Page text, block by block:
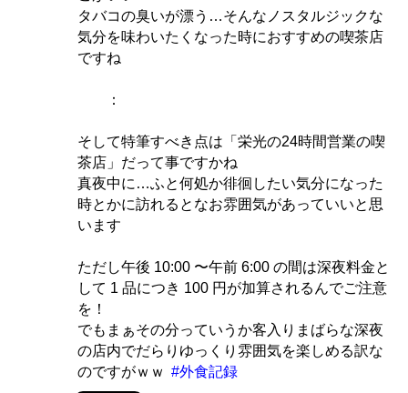
タバコの臭いが漂う…そんなノスタルジックな
気分を味わいたくなった時におすすめの喫茶店
ですね
：
そして特筆すべき点は「栄光の24時間営業の喫
茶店」だって事ですかね
真夜中に…ふと何処か徘徊したい気分になった
時とかに訪れるとなお雰囲気があっていいと思
います
ただし午後 10:00 〜午前 6:00 の間は深夜料金と
して 1 品につき 100 円が加算されるんでご注意
を！
でもまぁその分っていうか客入りまばらな深夜
の店内でだらりゆっくり雰囲気を楽しめる訳な
のですがｗｗ #外食記録